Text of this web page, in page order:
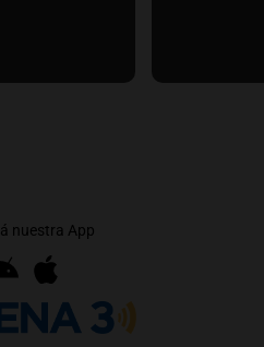
nuestra App